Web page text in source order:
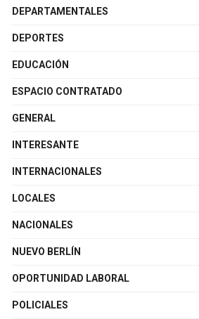
DEPARTAMENTALES
DEPORTES
EDUCACIÓN
ESPACIO CONTRATADO
GENERAL
INTERESANTE
INTERNACIONALES
LOCALES
NACIONALES
NUEVO BERLÍN
OPORTUNIDAD LABORAL
POLICIALES